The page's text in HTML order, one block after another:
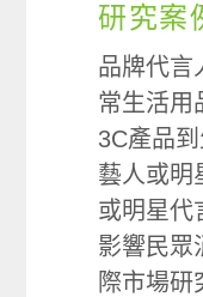
研究案
品牌代言
常生活用
3C產品
藝人或明
或明星代
影響民眾
際市場研